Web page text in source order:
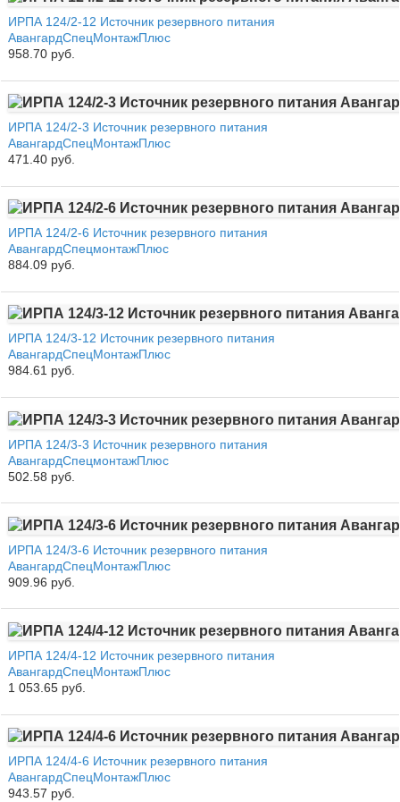
ИРПА 124/2-12 Источник резервного питания
АвангардСпецМонтажПлюс
958.70 руб.
ИРПА 124/2-3 Источник резервного питания
АвангардСпецМонтажПлюс
471.40 руб.
ИРПА 124/2-6 Источник резервного питания
АвангардСпецмонтажПлюс
884.09 руб.
ИРПА 124/3-12 Источник резервного питания
АвангардСпецМонтажПлюс
984.61 руб.
ИРПА 124/3-3 Источник резервного питания
АвангардСпецмонтажПлюс
502.58 руб.
ИРПА 124/3-6 Источник резервного питания
АвангардСпецМонтажПлюс
909.96 руб.
ИРПА 124/4-12 Источник резервного питания
АвангардСпецМонтажПлюс
1 053.65 руб.
ИРПА 124/4-6 Источник резервного питания
АвангардСпецМонтажПлюс
943.57 руб.